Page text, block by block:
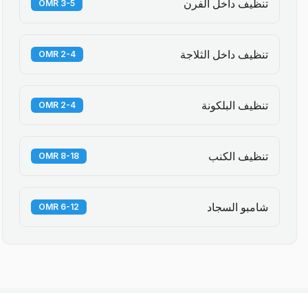
تنظيف داخل الفرن 3-5 OMR
تنظيف داخل الثلاجة 2-4 OMR
تنظيف البلكونة 2-4 OMR
تنظيف الكنب 8-18 OMR
شامبو السجاد 6-12 OMR